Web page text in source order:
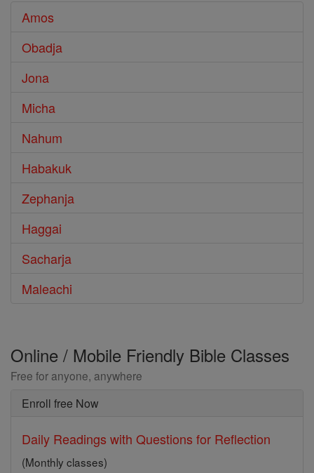
Amos
Obadja
Jona
Micha
Nahum
Habakuk
Zephanja
Haggai
Sacharja
Maleachi
Online / Mobile Friendly Bible Classes
Free for anyone, anywhere
Enroll free Now
Daily Readings with Questions for Reflection
(Monthly classes)